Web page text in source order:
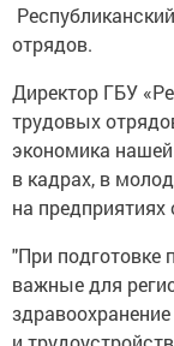
отрядов.
Директор ГБУ
трудовых
экономика
в кадрах, в
на
"При подготовке
важные для